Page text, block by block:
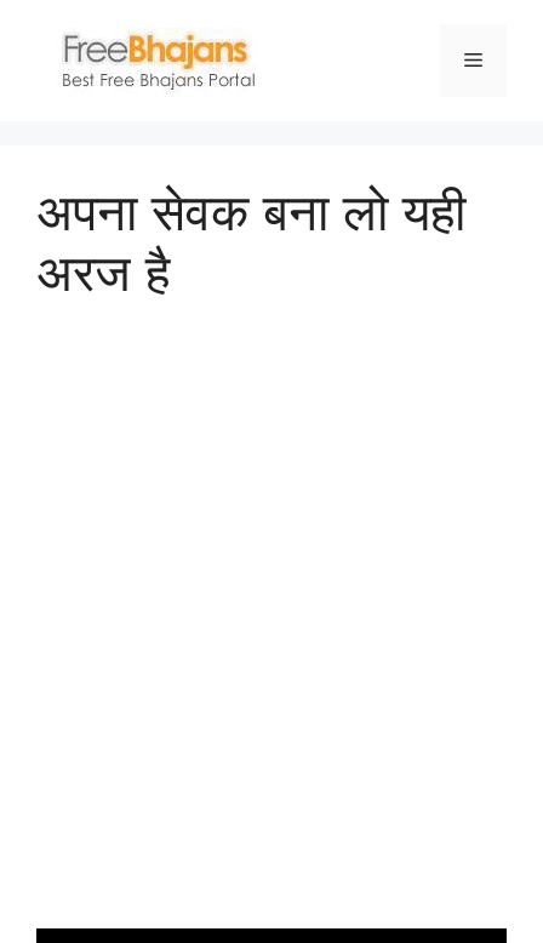
content
Menu
अपना सेवक बना लो यही
अरज है